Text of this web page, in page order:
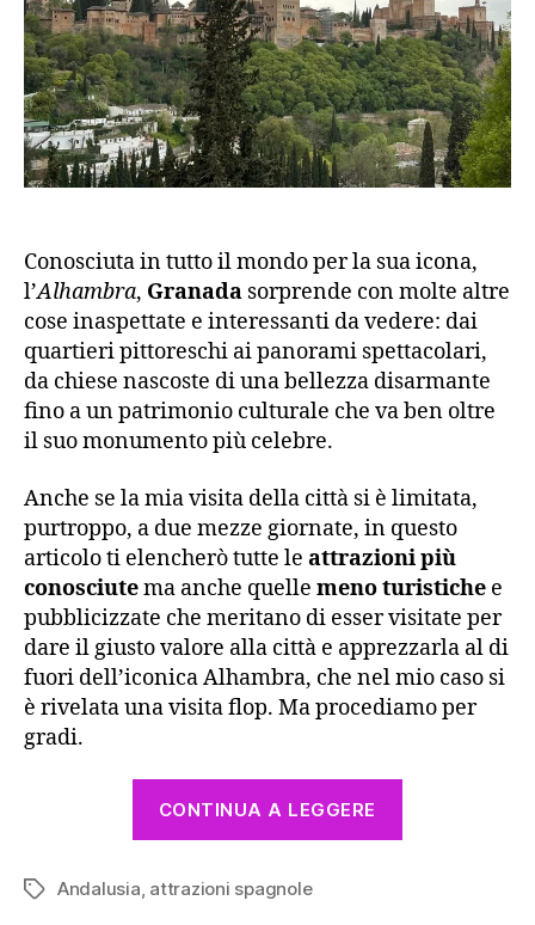
Conosciuta in tutto il mondo per la sua icona,
l’Alhambra, Granada sorprende con molte altre
cose inaspettate e interessanti da vedere: dai
quartieri pittoreschi ai panorami spettacolari,
da chiese nascoste di una bellezza disarmante
fino a un patrimonio culturale che va ben oltre
il suo monumento più celebre.
Anche se la mia visita della città si è limitata,
purtroppo, a due mezze giornate, in questo
articolo ti elencherò tutte le attrazioni più
conosciutema anche quelle meno turistiche e
pubblicizzate che meritano di esser visitate per
dare il giusto valore alla città e apprezzarla al di
fuori dell’iconica Alhambra, che nel mio caso si
è rivelata una visita flop. Ma procediamo per
gradi.
CONTINUA A LEGGERE
Tag Andalusia, attrazioni spagnole